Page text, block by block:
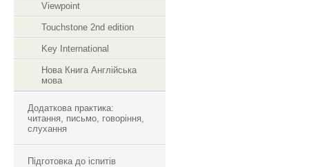
Viewpoint
Touchstone 2nd edition
Key International
Нова Книга Англійська
мова
Додаткова практика:
читання, письмо, говоріння,
слухання
Підготовка до іспитів